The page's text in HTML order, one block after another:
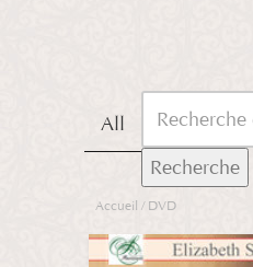
panier.
All
Recherche
Accueil / DVD